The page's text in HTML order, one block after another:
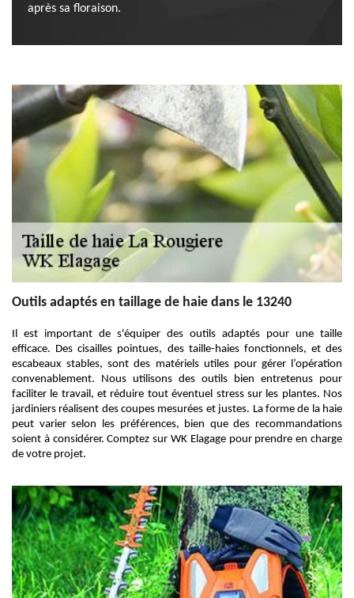
après sa floraison.
Outils adaptés en taillage de haie dans le 13240
Il est important de s'équiper des outils adaptés pour une taille
efficace. Des cisailles pointues, des taille-haies fonctionnels, et des
escabeaux stables, sont des matériels utiles pour gérer l’opération
convenablement. Nous utilisons des outils bien entretenus pour
faciliter le travail, et réduire tout éventuel stress sur les plantes. Nos
jardiniers réalisent des coupes mesurées et justes. La forme de la haie
peut varier selon les préférences, bien que des recommandations
soient à considérer. Comptez sur WK Elagage pour prendre en charge
de votre projet.